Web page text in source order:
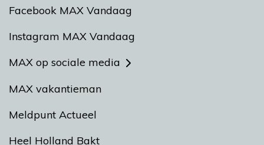
Facebook MAX Vandaag
Instagram MAX Vandaag
MAX op sociale media
MAX vakantieman
Meldpunt Actueel
Heel Holland Bakt